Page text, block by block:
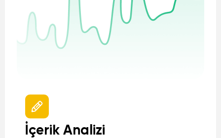
İçerik Analizi